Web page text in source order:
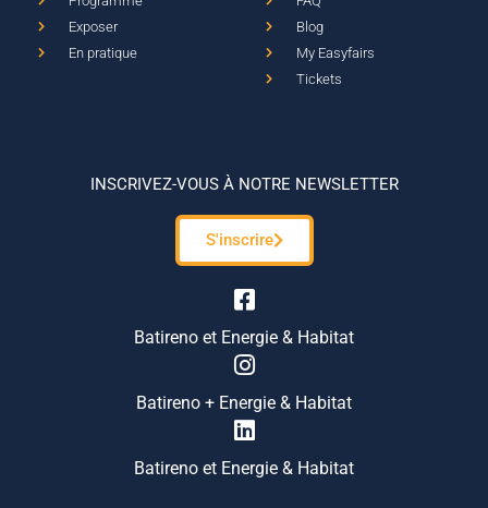
Exposer
En pratique
Blog
My Easyfairs
Tickets
INSCRIVEZ-VOUS À NOTRE NEWSLETTER
S'inscrire
Batireno et Energie & Habitat
Batireno + Energie & Habitat
Batireno et Energie & Habitat